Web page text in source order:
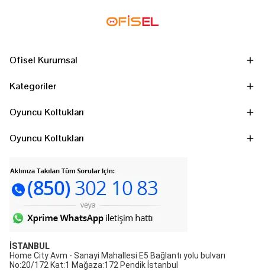
Ofisel Kurumsal
Kategoriler
Oyuncu Koltukları
Oyuncu Koltukları
İSTANBUL
Home City Avm - Sanayi Mahallesi E5 Bağlantı yolu bulvarı
No:20/172 Kat:1 Mağaza:172 Pendik İstanbul